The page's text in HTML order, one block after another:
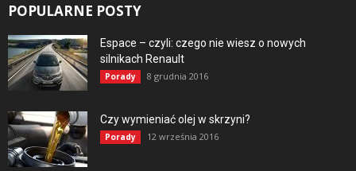
POPULARNE POSTY
Espace – czyli: czego nie wiesz o nowych
silnikach Renault
Porady 8 grudnia 2016
Czy wymieniać olej w skrzyni?
Porady 12 września 2016